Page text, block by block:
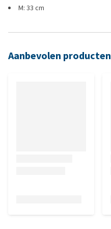
M: 33 cm
Aanbevolen producten